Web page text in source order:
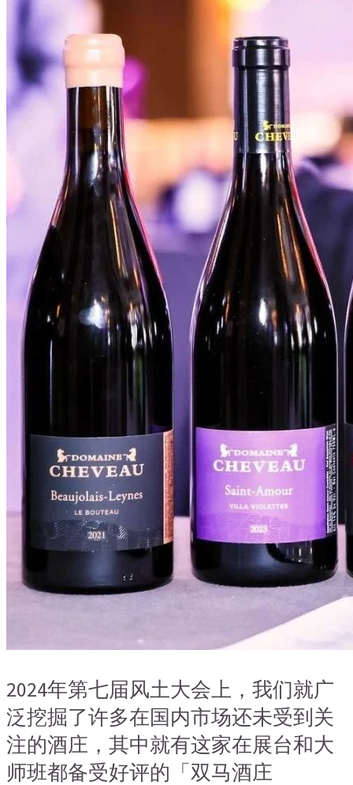
搜索文章
搜索文章
搜索文章
2024年第七届风土大会上，我们就广
泛挖掘了许多在国内市场还未受到关
注的酒庄，其中就有这家在展台和大
师班都备受好评的「双马酒庄